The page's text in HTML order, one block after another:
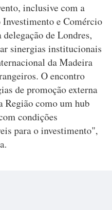
inclusive com a
e Comércio
de Londres,
sinergias institucionais
da Madeira
O encontro
de promoção externa
Região como um hub
condições
para o investimento",